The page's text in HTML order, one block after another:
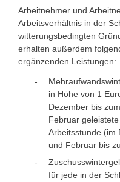
Arbeitnehmer und
Arbeitsverhältnis in der
witterungsbedingten
erhalten außerdem
ergänzenden Leistungen:
in Höhe von 1
Dezember bis
Februar
Arbeitsstunde (im
und Februar bis
für jede in der